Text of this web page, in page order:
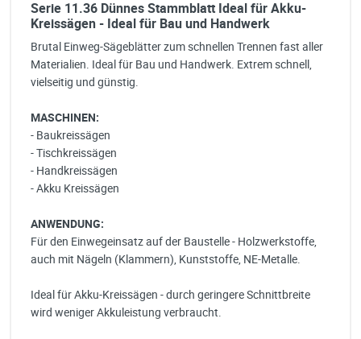
Serie 11.36 Dünnes Stammblatt Ideal für Akku-
Kreissägen - Ideal für Bau und Handwerk
Brutal Einweg-Sägeblätter zum schnellen Trennen fast aller
Materialien. Ideal für Bau und Handwerk. Extrem schnell,
vielseitig und günstig.
MASCHINEN:
- Baukreissägen
- Tischkreissägen
- Handkreissägen
- Akku Kreissägen
ANWENDUNG:
Für den Einwegeinsatz auf der Baustelle - Holzwerkstoffe,
auch mit Nägeln (Klammern), Kunststoffe, NE-Metalle.
Ideal für Akku-Kreissägen - durch geringere Schnittbreite
wird weniger Akkuleistung verbraucht.